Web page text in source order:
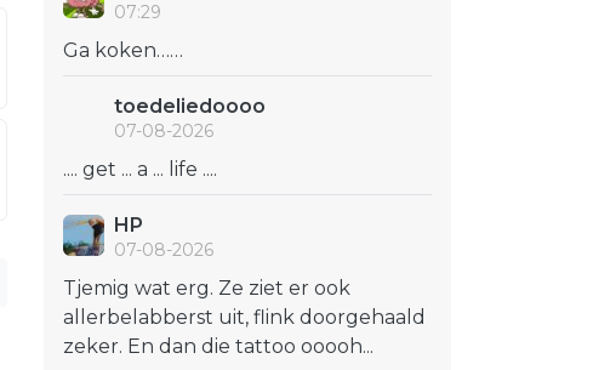
07:29
Ga koken……
toedeliedoooo
07-08-2026
.... get ... a ... life ....
HP
07-08-2026
Tjemig wat erg. Ze ziet er ook
allerbelabberst uit, flink doorgehaald
zeker. En dan die tattoo ooooh...